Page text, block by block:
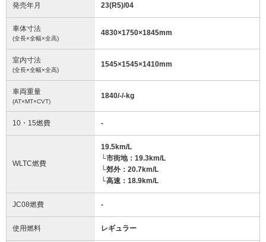
発売年月 23(R5)/04
車体寸法
(全長×全幅×全高)
4830×1750×1845mm
室内寸法
(全長×全幅×全高)
1545×1545×1410mm
車両重量
(AT×MT×CVT)
1840/-/-kg
10・15燃費 -
WLTC燃費
19.5km/L
└市街地：19.3km/L
└郊外：20.7km/L
└高速：18.9km/L
JC08燃費 -
使用燃料 レギュラー